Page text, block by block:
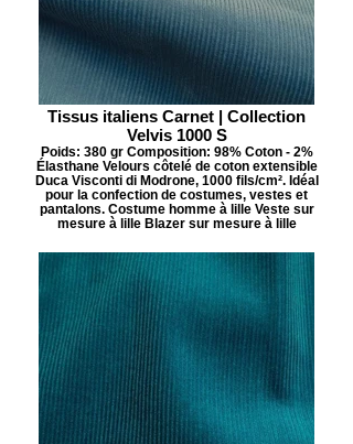
Tissus italiens Carnet | Collection
Velvis 1000 S
Poids: 380 gr Composition: 98% Coton - 2%
Élasthane Velours côtelé de coton extensible
Duca Visconti di Modrone, 1000 fils/cm². Idéal
pour la confection de costumes, vestes et
pantalons. Costume homme à lille Veste sur
mesure à lille Blazer sur mesure à lille